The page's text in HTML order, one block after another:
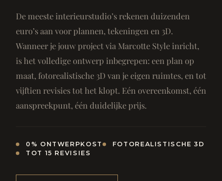
De meeste interieurstudio’s rekenen duizenden
euro’s aan voor plannen, tekeningen en 3D.
Wanneer je jouw project via Marcotte Style inricht,
is het volledige ontwerp inbegrepen: een plan op
maat, fotorealistische 3D van je eigen ruimtes, en tot
vijftien revisies tot het klopt. Eén overeenkomst, één
aanspreekpunt, één duidelijke prijs.
0% ONTWERPKOST
FOTOREALISTISCHE 3D
TOT 15 REVISIES